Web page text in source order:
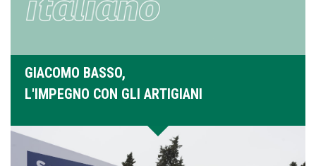
GIACOMO BASSO,
L'IMPEGNO CON GLI ARTIGIANI